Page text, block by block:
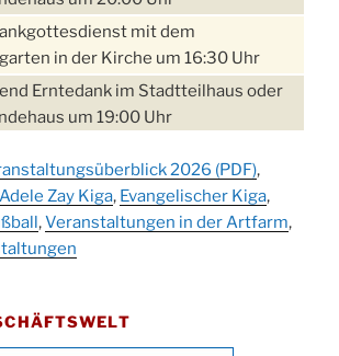
mit dem
in der Kirche um 16:30 Uhr
Erntedank im Stadtteilhaus oder
um 19:00 Uhr
um 14:00 Uhr
im Stadtteilhaus
im Ev. Gemeindehaus von 10-
2026 (PDF),
Adele Zay Kiga, Evangelischer Kiga,
,Veranstaltungen in der Artfarm,